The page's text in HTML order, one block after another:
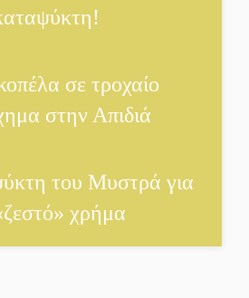
σε τροχαίο
στην Απιδιά
του Μυστρά για
χρήμα